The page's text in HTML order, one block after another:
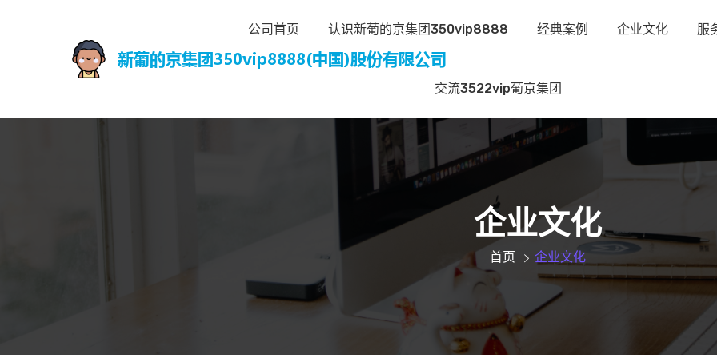
公司首页 认识新葡的京集团350vip8888 经典案例 企业文化 服
交流3522vip葡京集团
企业文化
首页 企业文化